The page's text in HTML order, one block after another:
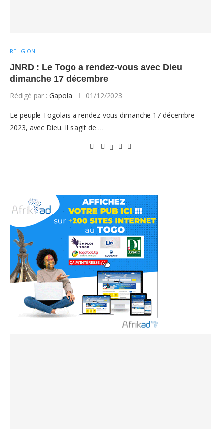
RELIGION
JNRD : Le Togo a rendez-vous avec Dieu
dimanche 17 décembre
Rédigé par : Gapola 01/12/2023
Le peuple Togolais a rendez-vous dimanche 17 décembre
2023, avec Dieu. Il s’agit de …